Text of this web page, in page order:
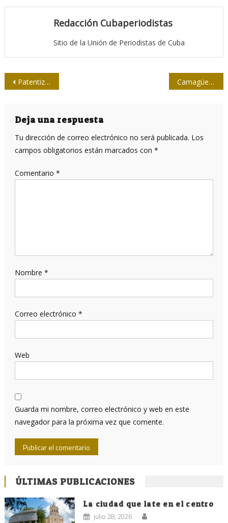
Redacción Cubaperiodistas
Sitio de la Unión de Periodistas de Cuba
Navegación
entradas
Patentiza Ciego de Ávila homenaje póstumo a Fidel Camagüey abraza a Fidel
Deja una respuesta
Tu dirección de correo electrónico no será publicada. Los
campos obligatorios están marcados con *
Comentario *
Nombre *
Correo electrónico *
Web
Guarda mi nombre, correo electrónico y web en este
navegador para la próxima vez que comente.
ÚLTIMAS PUBLICACIONES
La ciudad que late en el centro
julio 28, 2026